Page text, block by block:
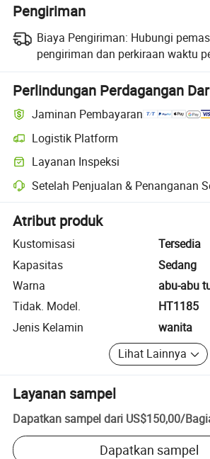
Pengiriman
Biaya Pengiriman: Hubungi
pengiriman dan perkiraan waktu
Perlindungan Perdagangan
Jaminan Pembayaran
Logistik Platform
Pelacakan pengiriman yang lebih jelas
Layanan Inspeksi
Pemeriksaan pra-pengiriman opsional
Setelah Penjualan & Penanganan
Penyelesaian sengketa yang dibantu
Atribut produk
Kustomisasi
Tersedia
Kapasitas
Sedang
Warna
abu-abu
Tidak. Model.
HT1185
Jenis Kelamin
wanita
Lihat Lainnya
Layanan sampel
Dapatkan sampel dari US$150,00/
Dapatkan sampel